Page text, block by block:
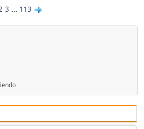
3 ... 113